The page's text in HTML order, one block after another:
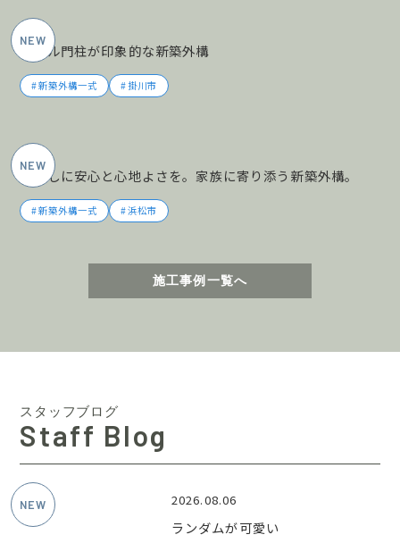
タイル門柱が印象的な新築外構
新築外構一式 掛川市
暮らしに安心と心地よさを。家族に寄り添う新築外構。
新築外構一式 浜松市
施工事例一覧へ
スタッフブログ
Staff Blog
2026.08.06
ランダムが可愛い